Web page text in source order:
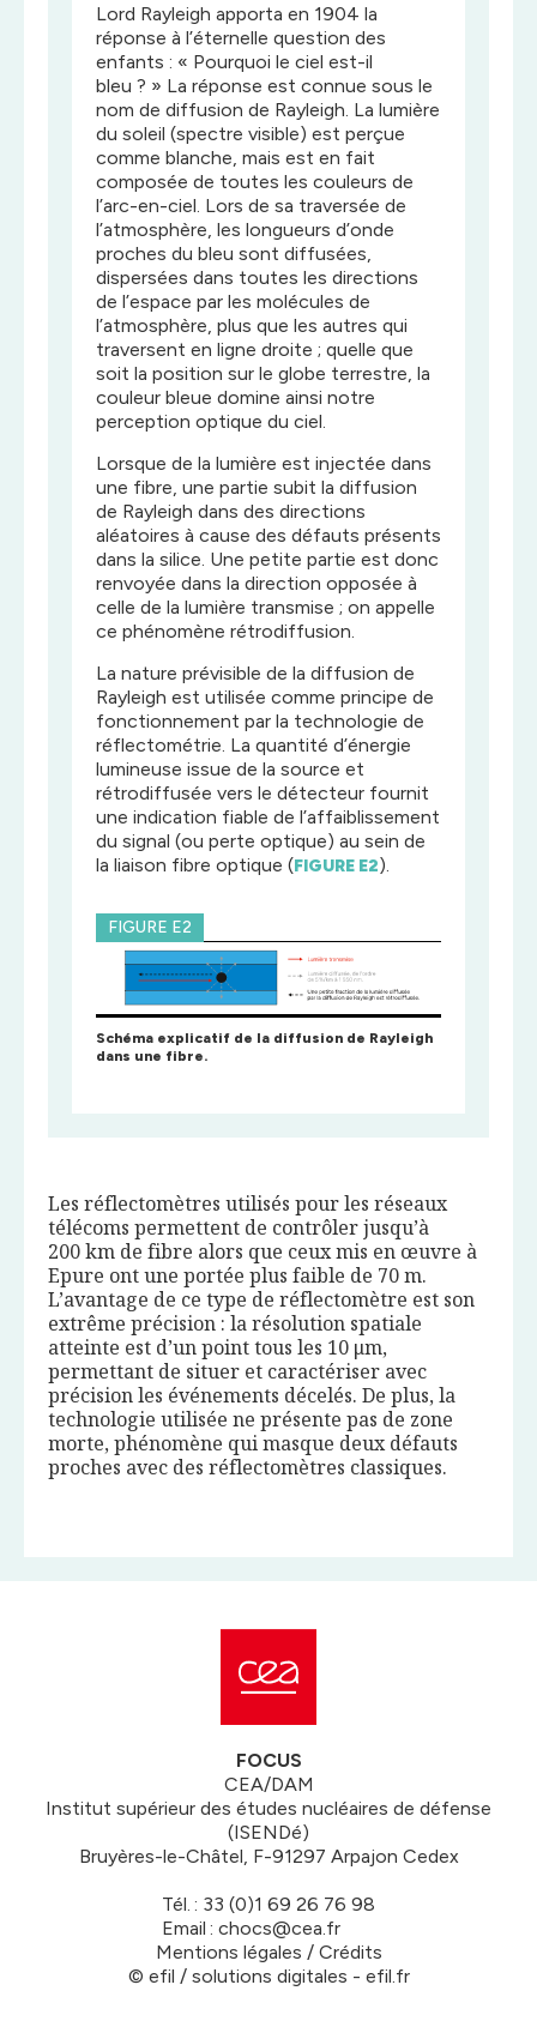
Lord Rayleigh apporta en 1904 la
réponse à l’éternelle question des
enfants : « Pourquoi le ciel est-il
bleu ? » La réponse est connue sous le
nom de diffusion de Rayleigh. La lumière
du soleil (spectre visible) est perçue
comme blanche, mais est en fait
composée de toutes les couleurs de
l’arc-en-ciel. Lors de sa traversée de
l’atmosphère, les longueurs d’onde
proches du bleu sont diffusées,
dispersées dans toutes les directions
de l’espace par les molécules de
l’atmosphère, plus que les autres qui
traversent en ligne droite ; quelle que
soit la position sur le globe terrestre, la
couleur bleue domine ainsi notre
perception optique du ciel.
Lorsque de la lumière est injectée dans
une fibre, une partie subit la diffusion
de Rayleigh dans des directions
aléatoires à cause des défauts présents
dans la silice. Une petite partie est donc
renvoyée dans la direction opposée à
celle de la lumière transmise ; on appelle
ce phénomène rétrodiffusion.
La nature prévisible de la diffusion de
Rayleigh est utilisée comme principe de
fonctionnement par la technologie de
réflectométrie. La quantité d’énergie
lumineuse issue de la source et
rétrodiffusée vers le détecteur fournit
une indication fiable de l’affaiblissement
du signal (ou perte optique) au sein de
la liaison fibre optique (FIGURE E2).
FIGURE E2
Schéma explicatif de la diffusion de Rayleigh
dans une fibre.
Les réflectomètres utilisés pour les réseaux
télécoms permettent de contrôler jusqu’à
200 km de fibre alors que ceux mis en œuvre à
Epure ont une portée plus faible de 70 m.
L’avantage de ce type de réflectomètre est son
extrême précision : la résolution spatiale
atteinte est d’un point tous les 10 μm,
permettant de situer et caractériser avec
précision les événements décelés. De plus, la
technologie utilisée ne présente pas de zone
morte, phénomène qui masque deux défauts
proches avec des réflectomètres classiques.
FOCUS
CEA/DAM
Institut supérieur des études nucléaires de défense
(ISENDé)
Bruyères-le-Châtel, F-91297 Arpajon Cedex
Tél. : 33 (0)1 69 26 76 98
Email : chocs@cea.fr
Mentions légales / Crédits
© efil / solutions digitales - efil.fr